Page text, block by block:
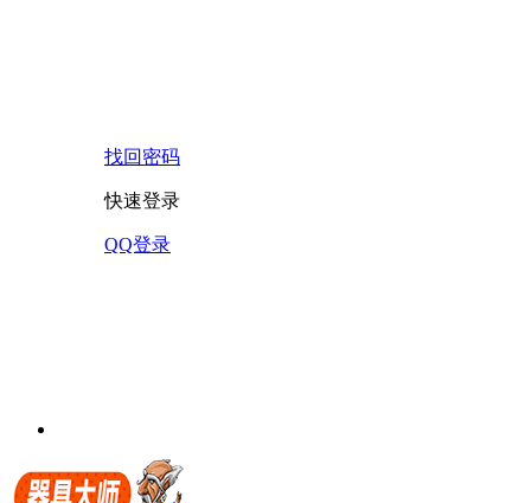
找回密码
快速登录
QQ登录